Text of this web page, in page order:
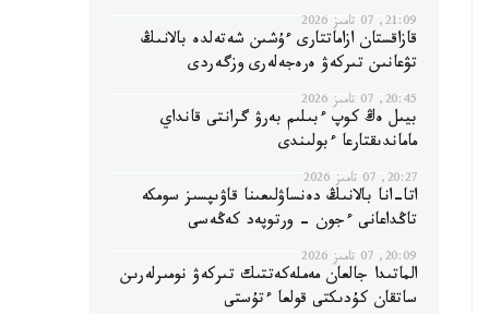
21:09, 07 تامىز 2026
قازاقستان ازاماتتارى ءۇشىن شەتەلدە بالانىڭ
تۋعانىن تىركەۋ ەرەجەلەرى وزگەردى
20:45, 07 تامىز 2026
بيىل ەڭ كوپ ءبىلىم بەرۋ گرانتى قانداي
ماماندىقتارعا ءبولىندى
20:27, 07 تامىز 2026
اتا-انا بالانىڭ دەنساۋلىعىنا قاۋىپسىز سومكە
تاڭداعانى ءجون - ورتوپەد كەڭەسى
20:09, 07 تامىز 2026
الماتىدا جالعان مەملەكەتتىك تىركەۋ نومىرلەرىن
ساتقان كۇدىكتى قولعا ءتۇستى